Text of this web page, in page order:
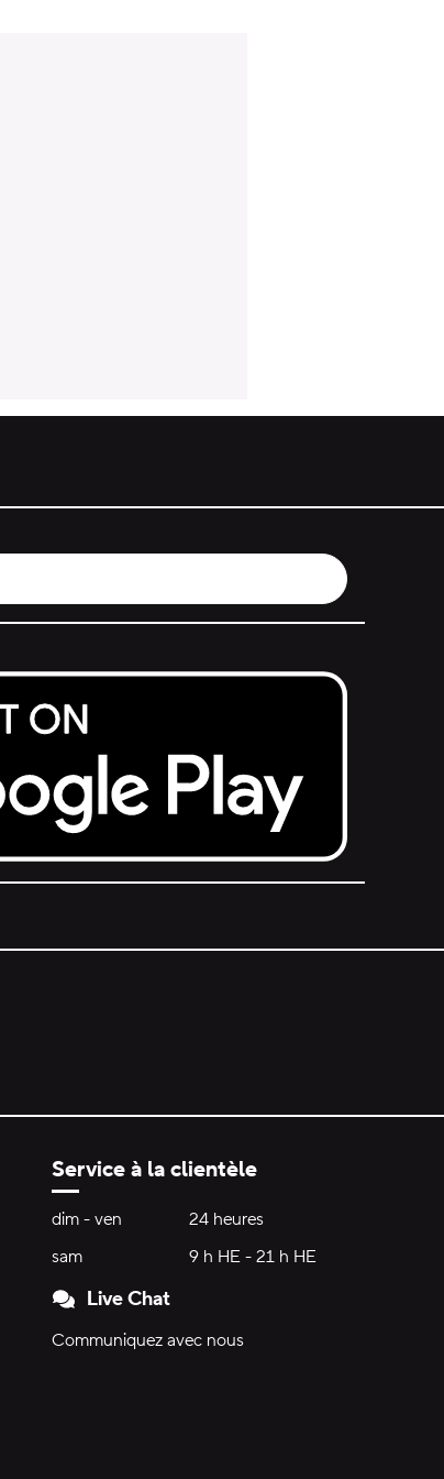
Service à la clientèle
Heures d'ouverture:
dim - ven dimanche à vendredi
24 heures
sam
9 h HE - 21 h HE
Live Chat
Communiquez avec nous